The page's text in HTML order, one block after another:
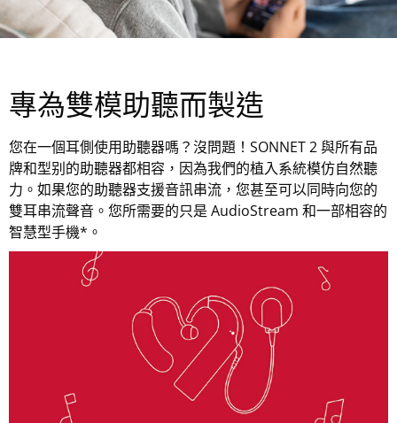
專為雙模助聽而製造
您在一個耳側使用助聽器嗎？沒問題！SONNET 2 與所有品
牌和型别的助聽器都相容，因為我們的植入系統模仿自然聽
力。如果您的助聽器支援音訊串流，您甚至可以同時向您的
雙耳串流聲音。您所需要的只是 AudioStream 和一部相容的
智慧型手機*。